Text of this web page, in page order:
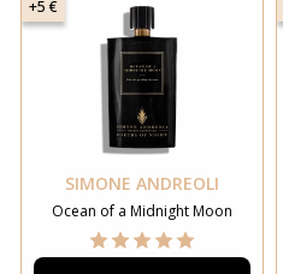
+5 €
SIMONE ANDREOLI
Ocean of a Midnight Moon